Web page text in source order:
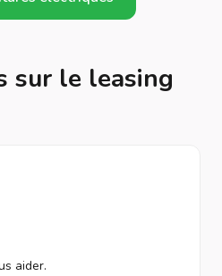
sur le leasing
aider.